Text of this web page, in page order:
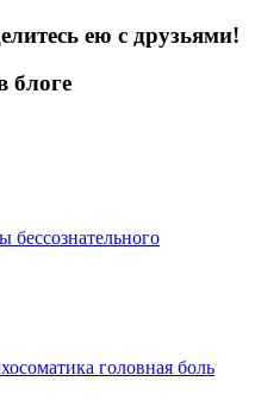
ею с друзьями!
блоге
бессознательного
головная боль